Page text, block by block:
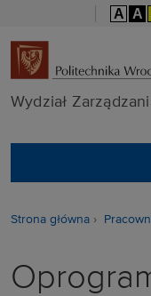
A A
Wydział
Strona główna